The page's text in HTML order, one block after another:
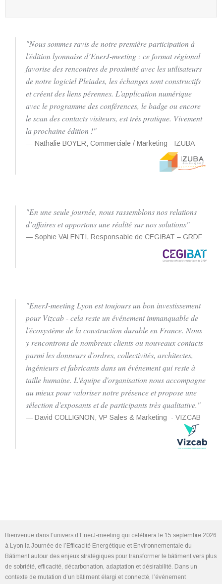
"Nous sommes ravis de notre première participation à
l'édition lyonnaise d’EnerJ-meeting : ce format régional
favorise des rencontres de proximité avec les utilisateurs
de notre logiciel Pleiades, les échanges sont constructifs
et créent des liens pérennes. L'application numérique
avec le programme des conférences, le badge ou encore
le scan des contacts visiteurs, est très pratique. Vivement
la prochaine édition !"
Nathalie BOYER, Commerciale / Marketing - IZUBA
"En une seule journée, nous rassemblons nos relations
d’affaires et apportons une réalité sur nos solutions"
Sophie VALENTI, Responsable de CEGIBAT – GRDF
"EnerJ-meeting Lyon est toujours un bon investissement
pour Vizcab - cela reste un événement immanquable de
l'écosystème de la construction durable en France. Nous
y rencontrons de nombreux clients ou nouveaux contacts
parmi les donneurs d'ordres, collectivités, architectes,
ingénieurs et fabricants dans un événement qui reste à
taille humaine. L'équipe d'organisation nous accompagne
au mieux pour valoriser notre présence et propose une
sélection d'exposants et de participants très qualitative."
David COLLIGNON, VP Sales & Marketing - VIZCAB
Bienvenue dans l’univers d’EnerJ-meeting qui célèbrera le 15 septembre 2026
à Lyon la Journée de l’Efficacité Energétique et Environnementale du
Bâtiment autour des enjeux stratégiques pour transformer le bâtiment vers plus
de sobriété, efficacité, décarbonation, adaptation et désirabilité. Dans un
contexte de mutation d’un bâtiment élargi et connecté, l’événement